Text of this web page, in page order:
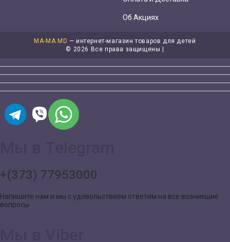
Об Акциях
MA-MA.MD — интернет-магазин товаров для детей
© 2026 Все права защищены |
+(373) 77953000
Напишите нам и мы с удовольствием ответим на все возникшие
вопросы